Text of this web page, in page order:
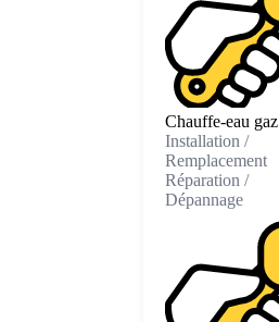
Chauffe-eau gaz
Installation /
Remplacement
Réparation /
Dépannage